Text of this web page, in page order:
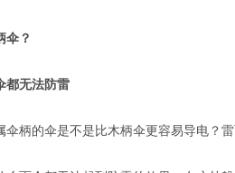
伞？
都无法防雷
伞柄的伞是不是比木柄伞更容易导电？